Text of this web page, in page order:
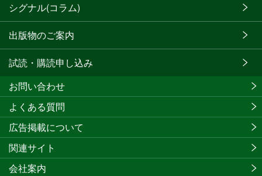
シグナル(コラム)
出版物のご案内
試読・購読申し込み
お問い合わせ
よくある質問
広告掲載について
関連サイト
会社案内